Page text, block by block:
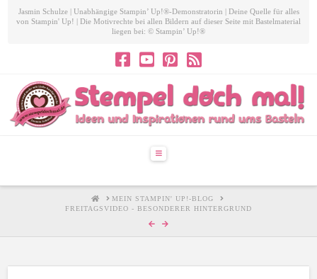
Jasmin Schulze | Unabhängige Stampin’ Up!®-Demonstratorin | Deine Quelle für alles
von Stampin' Up! | Die Motivrechte bei allen Bildern auf dieser Seite mit Bastelmaterial
liegen bei: © Stampin’ Up!®
Navigation
HOMEMEIN STAMPIN' UP!-BLOG
FREITAGSVIDEO - BESONDERER HINTERGRUND